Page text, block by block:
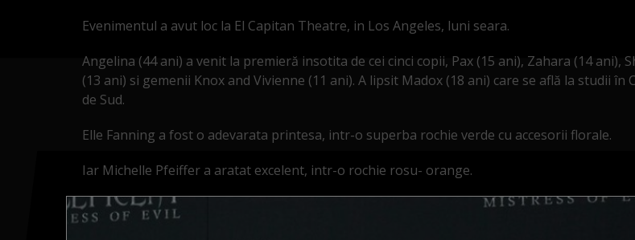
Evenimentul a avut loc la El Capitan Theatre, in Los Angeles, luni seara.
Angelina (44 ani) a venit la premieră insotita de cei cinci copii, Pax (15 ani), Zahara (14 ani),
(13 ani) si gemenii Knox and Vivienne (11 ani). A lipsit Madox (18 ani) care se află la studii în
de Sud.
Elle Fanning a fost o adevarata printesa, intr-o superba rochie verde cu accesorii florale.
Iar Michelle Pfeiffer a aratat excelent, intr-o rochie rosu- orange.